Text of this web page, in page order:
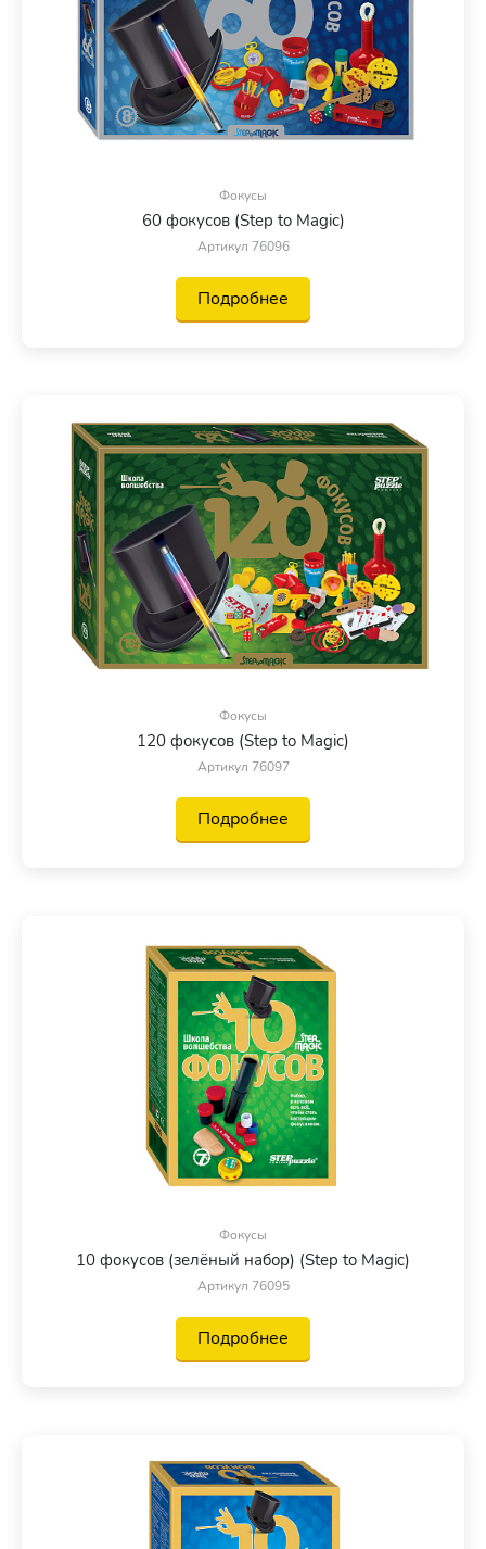
Фокусы
60 фокусов (Step to Magic)
Артикул 76096
Подробнее
Фокусы
120 фокусов (Step to Magic)
Артикул 76097
Подробнее
Фокусы
10 фокусов (зелёный набор) (Step to Magic)
Артикул 76095
Подробнее